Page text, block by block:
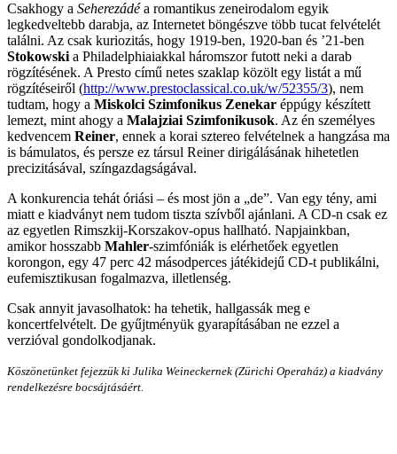
Csakhogy a Seherezádéa romantikus zeneirodalom egyik
legkedveltebb darabja, az Internetet böngészve több tucat felvételét
találni. Az csak kuriozitás, hogy 1919-ben, 1920-ban és ’21-ben
Stokowskia Philadelphiaiakkal háromszor futott neki a darab
rögzítésének. A Presto című netes szaklap közölt egy listát a mű
rögzítéseiről (http://www.prestoclassical.co.uk/w/52355/3), nem
tudtam, hogy a Miskolci Szimfonikus Zenekar éppúgy készített
lemezt, mint ahogy a Malajziai Szimfonikusok. Az én személyes
kedvencem Reiner, ennek a korai sztereo felvételnek a hangzása ma
is bámulatos, és persze ez társul Reiner dirigálásának hihetetlen
precizitásával, színgazdagságával.
A konkurencia tehát óriási – és most jön a „de”. Van egy tény, ami
miatt e kiadványt nem tudom tiszta szívből ajánlani. A CD-n csak ez
az egyetlen Rimszkij-Korszakov-opus hallható. Napjainkban,
amikor hosszabb Mahler-szimfóniák is elérhetőek egyetlen
korongon, egy 47 perc 42 másodperces játékidejű CD-t publikálni,
eufemisztikusan fogalmazva, illetlenség.
Csak annyit javasolhatok: ha tehetik, hallgassák meg e
koncertfelvételt. De gyűjtményük gyarapításában ne ezzel a
verzióval gondolkodjanak.
Köszönetünket fejezzük ki Julika Weineckernek (Zürichi Operaház) a kiadvány
rendelkezésre bocsájtásáért.